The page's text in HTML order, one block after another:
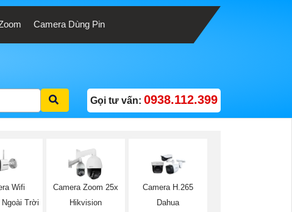
Camera Dùng Pin
Gọi tư vấn: 0938.112.399
Wifi
Trời
Camera Zoom 25x
Hikvision
Camera H.265
Dahua